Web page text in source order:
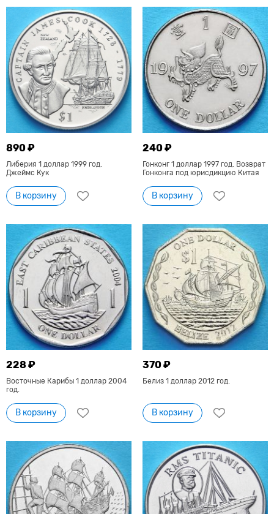
890 ₽
Либерия 1 доллар 1999 год.
Джеймс Кук
В корзину
240 ₽
Гонконг 1 доллар 1997 год. Возврат
Гонконга под юрисдикцию Китая
В корзину
228 ₽
Восточные Карибы 1 доллар 2004
год.
В корзину
370 ₽
Белиз 1 доллар 2012 год.
В корзину